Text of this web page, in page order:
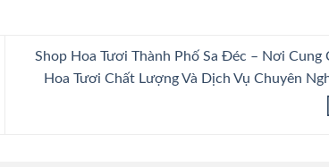
Shop Hoa Tươi Thành Phố Sa Đéc – Nơi Cung
Hoa Tươi Chất Lượng Và Dịch Vụ Chuyên